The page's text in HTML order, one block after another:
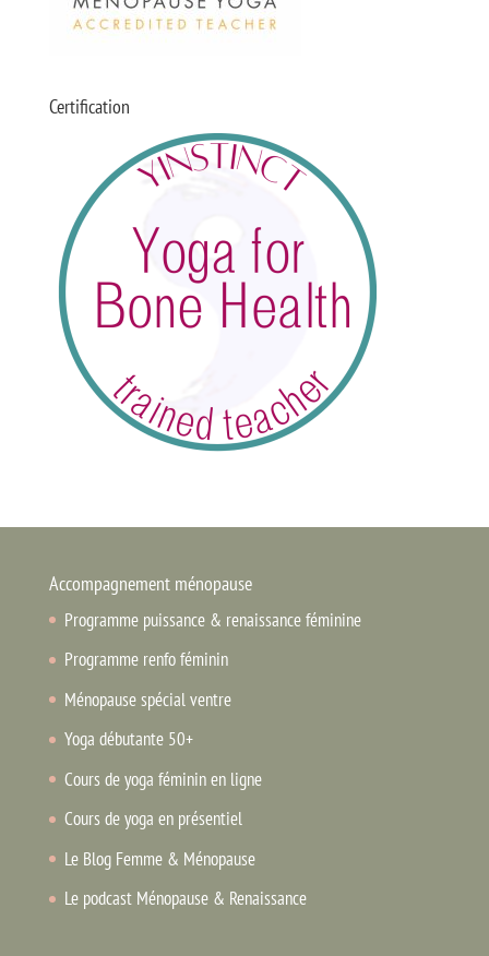
Certification
Accompagnement ménopause
Programme puissance & renaissance féminine
Programme renfo féminin
Ménopause spécial ventre
Yoga débutante 50+
Cours de yoga féminin en ligne
Cours de yoga en présentiel
Le Blog Femme & Ménopause
Le podcast Ménopause & Renaissance